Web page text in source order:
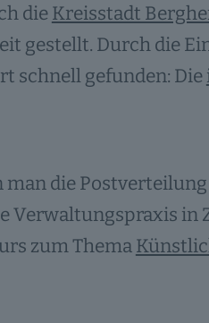
dieKreisstadt
gestellt. Durch die
schnell gefunden: Die
die
Verwaltungspraxis
zum Thema